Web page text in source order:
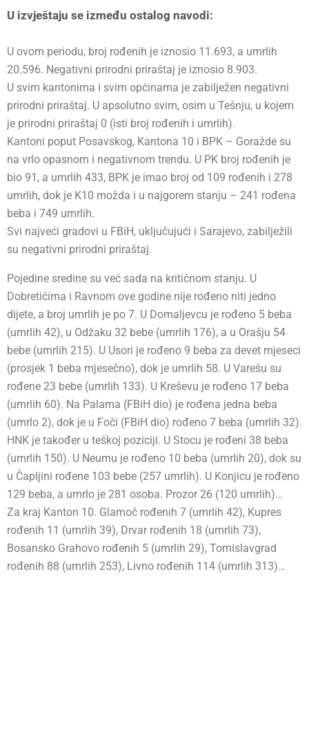
U izvještaju se između ostalog navodi:
U ovom periodu, broj rođenih je iznosio 11.693, a umrlih
20.596. Negativni prirodni priraštaj je iznosio 8.903.
U svim kantonima i svim općinama je zabilježen negativni
prirodni priraštaj. U apsolutno svim, osim u Tešnju, u kojem
je prirodni priraštaj 0 (isti broj rođenih i umrlih).
Kantoni poput Posavskog, Kantona 10 i BPK – Goražde su
na vrlo opasnom i negativnom trendu. U PK broj rođenih je
bio 91, a umrlih 433, BPK je imao broj od 109 rođenih i 278
umrlih, dok je K10 možda i u najgorem stanju – 241 rođena
beba i 749 umrlih.
Svi najveći gradovi u FBiH, uključujući i Sarajevo, zabilježili
su negativni prirodni priraštaj.
Pojedine sredine su već sada na kritičnom stanju. U
Dobretićima i Ravnom ove godine nije rođeno niti jedno
dijete, a broj umrlih je po 7. U Domaljevcu je rođeno 5 beba
(umrlih 42), u Odžaku 32 bebe (umrlih 176), a u Orašju 54
bebe (umrlih 215). U Usori je rođeno 9 beba za devet mjeseci
(prosjek 1 beba mjesečno), dok je umrlih 58. U Varešu su
rođene 23 bebe (umrlih 133). U Kreševu je rođeno 17 beba
(umrlih 60). Na Palama (FBiH dio) je rođena jedna beba
(umrlo 2), dok je u Foči (FBiH dio) rođeno 7 beba (umrlih 32).
HNK je također u teškoj poziciji. U Stocu je rođeni 38 beba
(umrlih 150). U Neumu je rođeno 10 beba (umrlih 20), dok su
u Čapljini rođene 103 bebe (257 umrlih). U Konjicu je rođeno
129 beba, a umrlo je 281 osoba. Prozor 26 (120 umrlih)…
Za kraj Kanton 10. Glamoč rođenih 7 (umrlih 42), Kupres
rođenih 11 (umrlih 39), Drvar rođenih 18 (umrlih 73),
Bosansko Grahovo rođenih 5 (umrlih 29), Tomislavgrad
rođenih 88 (umrlih 253), Livno rođenih 114 (umrlih 313)…